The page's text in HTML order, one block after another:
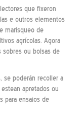
que fixeron
e outros elementos
marisqueo de
agrícolas. Agora
ou bolsas de
se poderán recoller a
apretados ou
para ensaios de